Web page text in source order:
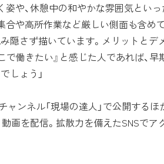
姿や、休憩中の和やかな雰囲気とい
合や高所作業など厳しい側面も含め
隠さず描いています。メリットとデ
で働きたい』と感じた人であれば、早
しょう」
ンネル「現場の達人」で公開するほ
画を配信。拡散力を備えたSNSでア